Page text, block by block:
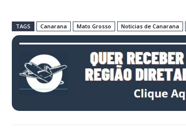
TAGS Canarana Mato Grosso Noticias de Canarana